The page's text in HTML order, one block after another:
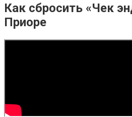
Как сбросить «Чек
Приоре